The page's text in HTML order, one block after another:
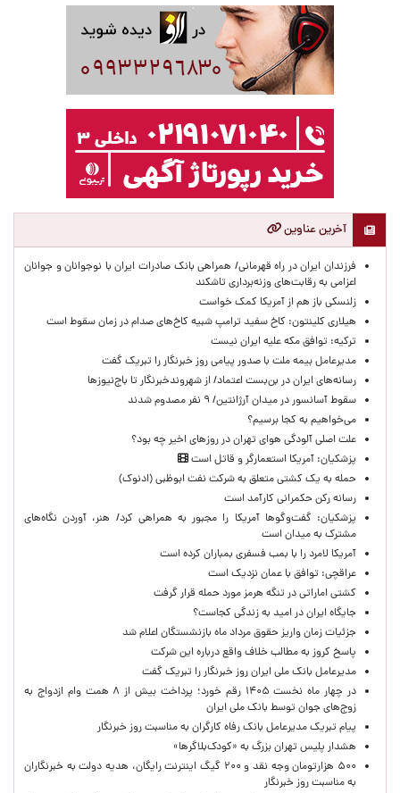
آخرین عناوین
​فرزندان ایران در راه قهرمانی/ همراهی بانک صادرات ایران با نوجوانان و جوانان
اعزامی به رقابت‌های وزنه‌برداری تاشکند
زلنسکی باز هم از آمریکا کمک خواست
هیلاری کلینتون: کاخ سفید ترامپ شبیه کاخ‌های صدام در زمان سقوط است
ترکیه: توافق مکه علیه ایران نیست
مدیرعامل بیمه ملت با صدور پیامی روز خبرنگار را تبریک گفت
رسانه‌های ایران در بن‌بست اعتماد/ از شهروندخبرنگار تا باج‌نیوزها
سقوط آسانسور در میدان آرژانتین/ ۹ نفر مصدوم شدند
می‌خواهیم به کجا برسیم؟
علت اصلی آلودگی هوای تهران در روزهای اخیر چه بود؟
پزشکیان: آمریکا استعمارگر و قاتل است
حمله به یک کشتی متعلق به شرکت نفت ابوظبی (ادنوک)
رسانه رکن حکمرانی کارآمد است
پزشکیان: گفت‌وگوها آمریکا را مجبور به همراهی کرد/ هنر، آوردن نگاه‌های
مشترک به میدان است
آمریکا لامرد را با بمب فسفری بمباران کرده است
عراقچی: توافق با عمان نزدیک است
کشتی اماراتی در تنگه هرمز مورد حمله قرار گرفت
جایگاه ایران در امید به زندگی کجاست؟
جزئیات زمان واریز حقوق مرداد ماه بازنشستگان اعلام شد
پاسخ کروز به مطالب خلاف واقع درباره این شرکت
مدیرعامل بانک ملی ایران روز خبرنگار را تبریک گفت
در چهار ماه نخست ۱۴۰۵ رقم خورد؛ پرداخت بیش از ۸ همت وام ازدواج به
زوج‌های جوان توسط بانک ملی ایران
پیام تبریک مدیرعامل بانک رفاه کارگران به مناسبت روز خبرنگار
هشدار پلیس تهران بزرگ به «کودک‌بلاگرها»
۵۰۰ هزارتومان وجه نقد و ۲۰۰ گیگ اینترنت رایگان، هدیه دولت به خبرنگاران
به مناسبت روز خبرنگار